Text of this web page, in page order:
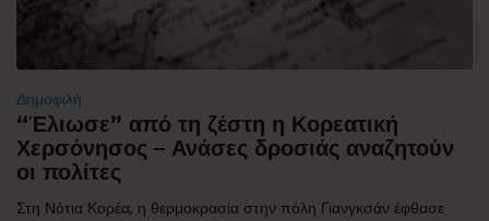
Δημοφιλή
“Έλιωσε” από τη ζέστη η Κορεατική
Χερσόνησος – Ανάσες δροσιάς αναζητούν
οι πολίτες
Στη Νότια Κορέα, η θερμοκρασία στην πόλη Γιανγκσάν έφθασε